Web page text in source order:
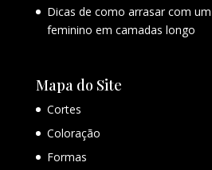
Dicas de como arrasar com
feminino em camadas longo
Mapa do Site
Cortes
Coloração
Formas